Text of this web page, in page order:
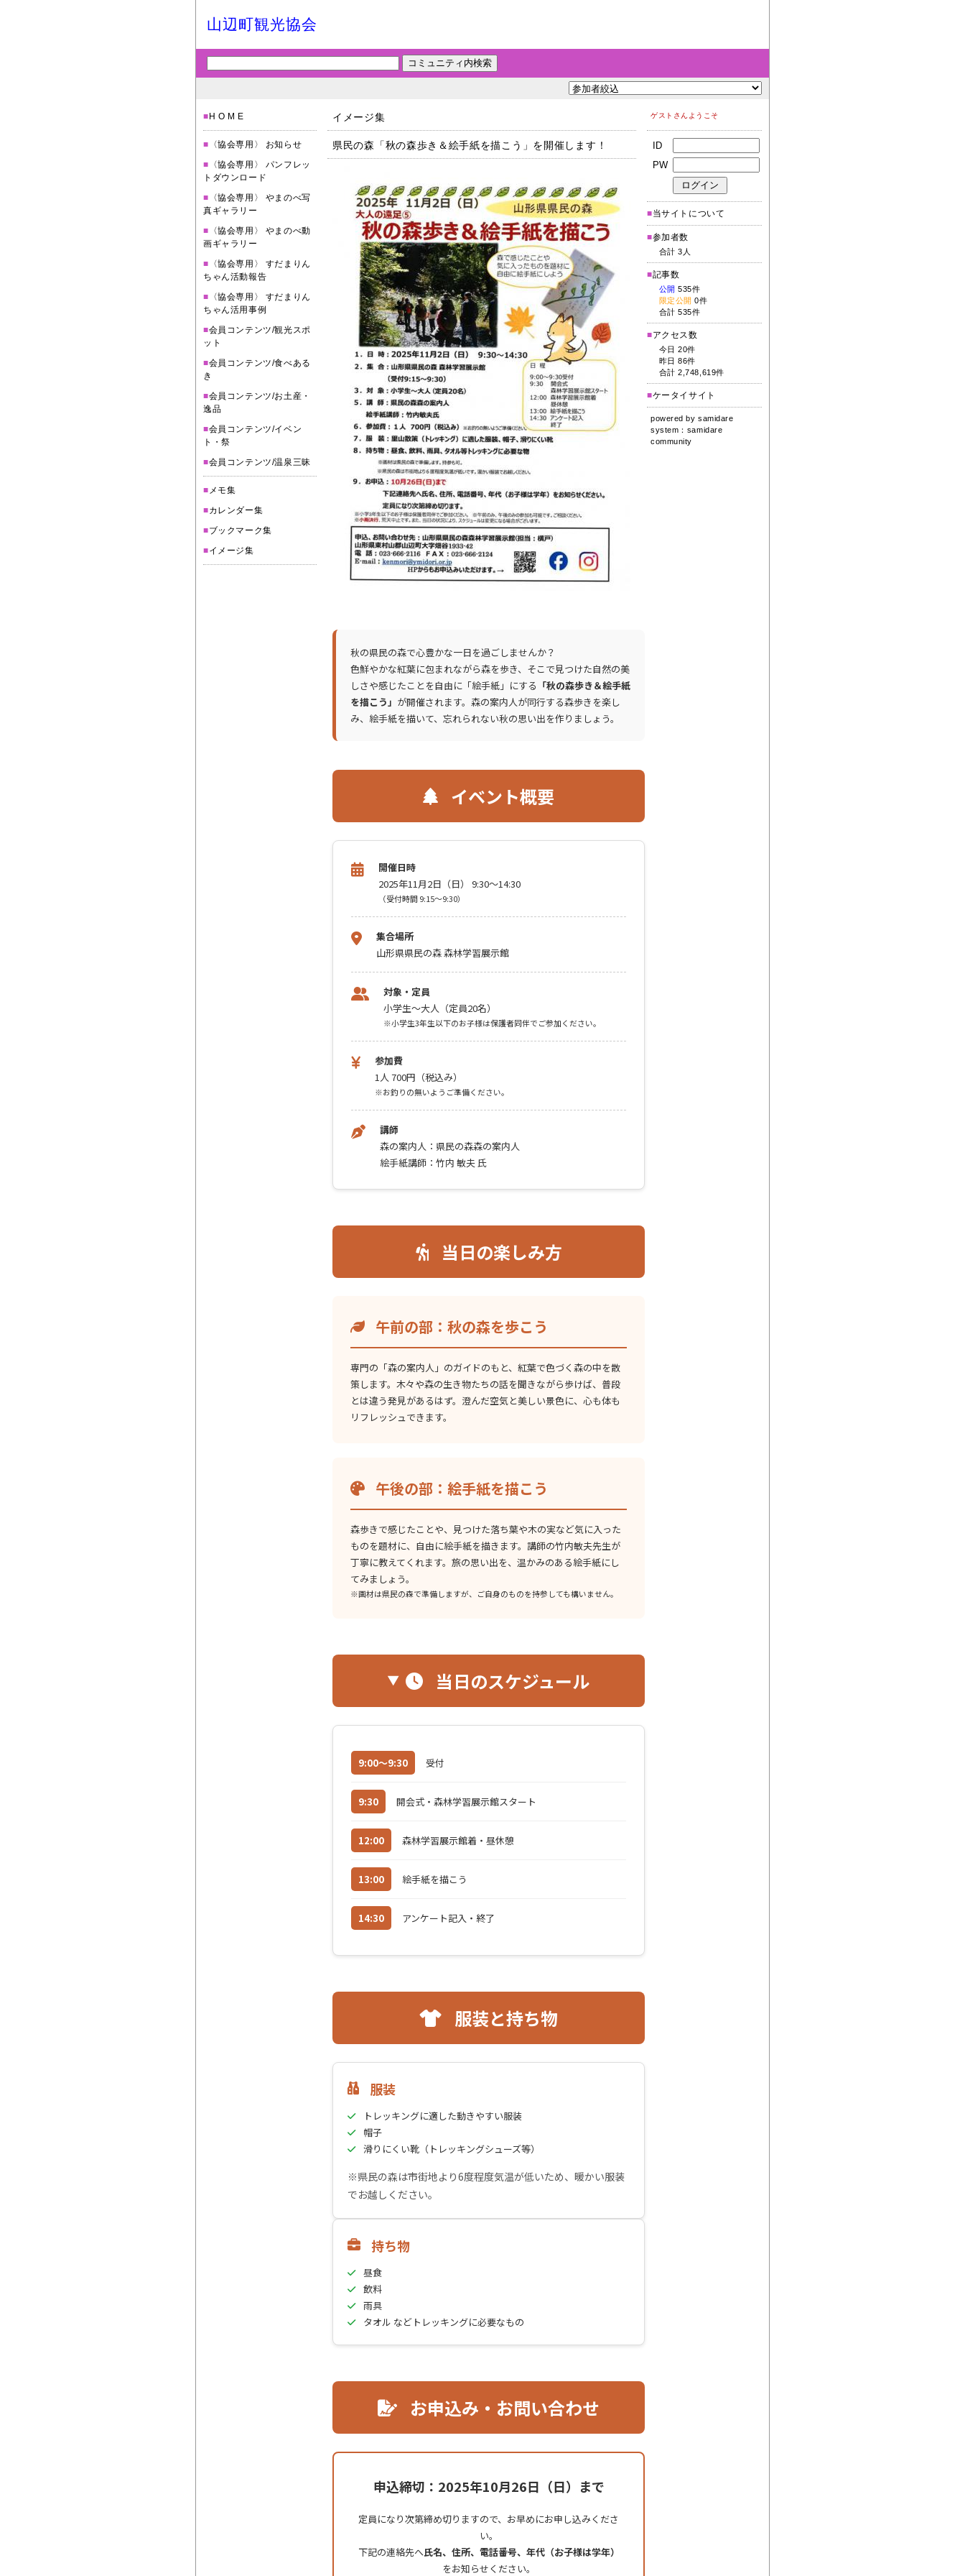
山辺町観光協会
■ H O M E
■ 〈協会専用〉 お知らせ
■ 〈協会専用〉 パンフレッ
トダウンロード
■ 〈協会専用〉 やまのべ写
真ギャラリー
■ 〈協会専用〉 やまのべ動
画ギャラリー
■ 〈協会専用〉 すだまりん
ちゃん活動報告
■ 〈協会専用〉 すだまりん
ちゃん活用事例
■会員コンテンツ/観光スポ
ット
■会員コンテンツ/食べある
き
■会員コンテンツ/お土産・
逸品
■会員コンテンツ/イベン
ト・祭
■会員コンテンツ/温泉三昧
■ メモ集
■カレンダー集
■ブックマーク集
■イメージ集
イメージ集
県民の森「秋の森歩き＆絵手紙を描こう」を開催します！
秋の県民の森で心豊かな一日を過ごしませんか？
色鮮やかな紅葉に包まれながら森を歩き、そこで見つけた自然の美
しさや感じたことを自由に「絵手紙」にする 「秋の森歩き＆絵手紙
を描こう」 が開催されます。森の案内人が同行する森歩きを楽し
み、絵手紙を描いて、忘れられない秋の思い出を作りましょう。
イベント概要
開催日時
2025年11月2日（日） 9:30～14:30
（受付時間 9:15～9:30）
集合場所
山形県県民の森 森林学習展示館
対象・定員
小学生～大人（定員20名）
※小学生3年生以下のお子様は保護者同伴でご参加ください。
参加費
1人 700円（税込み）
※お釣りの無いようご準備ください。
講師
森の案内人：県民の森森の案内人
絵手紙講師：竹内 敏夫 氏
当日の楽しみ方
午前の部：秋の森を歩こう
専門の「森の案内人」のガイドのもと、紅葉で色づく森の中を散
策します。木々や森の生き物たちの話を聞きながら歩けば、普段
とは違う発見があるはず。澄んだ空気と美しい景色に、心も体も
リフレッシュできます。
午後の部：絵手紙を描こう
森歩きで感じたことや、見つけた落ち葉や木の実など気に入った
ものを題材に、自由に絵手紙を描きます。講師の竹内敏夫先生が
丁寧に教えてくれます。旅の思い出を、温かみのある絵手紙にし
てみましょう。
※画材は県民の森で準備しますが、ご自身のものを持参しても構いません。
当日のスケジュール
9:00～9:30 受付
9:30 開会式・森林学習展示館スタート
12:00 森林学習展示館着・昼休憩
13:00 絵手紙を描こう
14:30 アンケート記入・終了
服装と持ち物
服装
トレッキングに適した動きやすい服装
帽子
滑りにくい靴（トレッキングシューズ等）
※県民の森は市街地より6度程度気温が低いため、暖かい服装
でお越しください。
持ち物
昼食
飲料
雨具
タオル などトレッキングに必要なもの
お申込み・お問い合わせ
申込締切：2025年10月26日（日）まで
定員になり次第締め切りますので、お早めにお申し込みくださ
い。
下記の連絡先へ氏名、住所、電話番号、年代（お子様は学年）
をお知らせください。
ゲストさんようこそ
ID
PW
■当サイトについて
■参加者数
合計 3人
■記事数
公開 535件
限定公開 0件
合計 535件
■アクセス数
今日 20件
昨日 86件
合計 2,748,619件
■ケータイサイト
powered bysamidare
system： samidare
community